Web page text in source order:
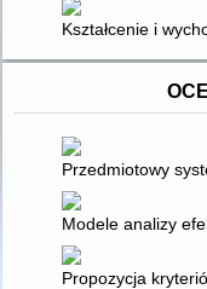
Kształcenie i
Przedmiotowy
Modele analizy
Propozycja